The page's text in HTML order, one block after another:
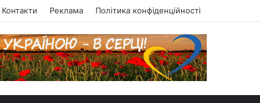
Контакти Реклама Політика конфіденційності